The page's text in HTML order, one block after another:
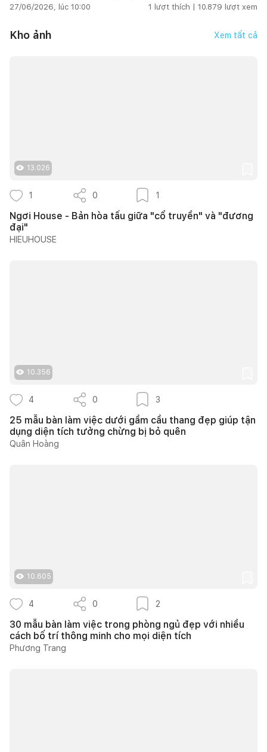
27/06/2026, lúc 10:00 1 lượt thích | 10.879 lượt xem
Kho ảnh Xem tất cả
13.026
1 0 1
Ngơi House - Bản hòa tấu giữa "cổ truyền" và "đương
đại"
HIEUHOUSE
10.356
4 0 3
25 mẫu bàn làm việc dưới gầm cầu thang đẹp giúp tận
dụng diện tích tưởng chừng bị bỏ quên
Quân Hoàng
10.605
4 0 2
30 mẫu bàn làm việc trong phòng ngủ đẹp với nhiều
cách bố trí thông minh cho mọi diện tích
Phương Trang